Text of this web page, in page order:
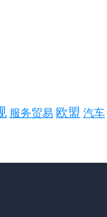
服务贸易 欧盟 汽车